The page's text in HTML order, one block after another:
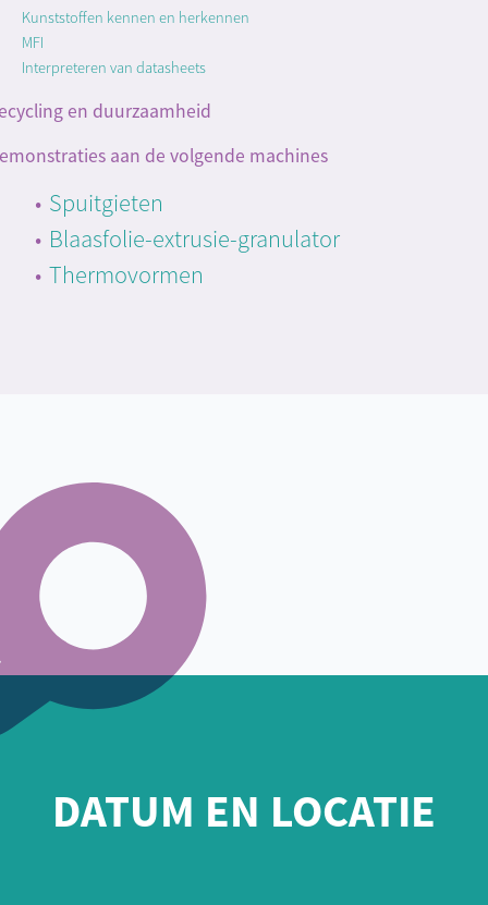
Kunststoffen kennen en herkennen
MFI
Interpreteren van datasheets
en duurzaamheid
aan de volgende machines
Spuitgieten
Blaasfolie-extrusie-granulator
Thermovormen
DATUM EN LOCATIE